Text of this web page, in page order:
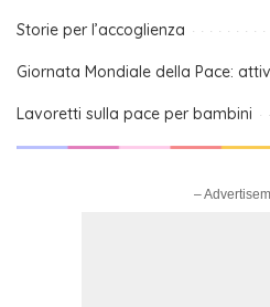
Storie per l’accoglienza
Giornata Mondiale della Pace:
Lavoretti sulla pace per bambini
–